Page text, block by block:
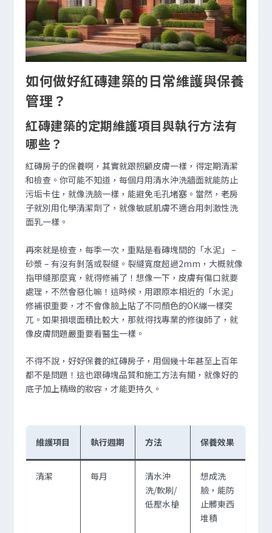
如何做好紅磚建築的日常維護與保養
管理？
紅磚建築的定期維護項目與執行方法有
哪些？
紅磚房子的保養啊，其實就跟照顧皮膚一樣，得定期清潔
和檢查。你可能不知道，每個月用清水沖洗牆面就能防止
污垢卡住，就像洗臉一樣，能避免毛孔堵塞。當然，老房
子就別用化學清潔劑了，就像敏感肌膚不適合用刺激性洗
面乳一樣。
再來就是檢查，每季一次，重點是看磚塊間的「水泥」 –
砂漿 – 有沒有剝落或裂縫。裂縫寬度超過2mm，大概就像
指甲縫那麼寬，就得修補了！想像一下，皮膚有傷口就要
處理，不然會惡化嘛！這時候，用跟原本相近的「水泥」
修補很重要，才不會像臉上貼了不同顏色的OK繃一樣突
兀。如果損壞面積比較大，那就得找專業的修復師了，就
像皮膚問題嚴重要看醫生一樣。
不得不說，好好保養的紅磚房子，用個幾十年甚至上百年
都不是問題！這也跟磚塊品質和施工方法有關，就像好的
底子加上精緻的妝容，才能更持久。
維護項目 執行週期 方法 保養效果
清潔 每月
清水沖
洗/軟刷/
低壓水槍
想成洗
臉，能防
止髒東西
堆積